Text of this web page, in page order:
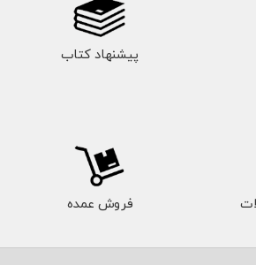
پیشنهاد کتاب
فروش عمده